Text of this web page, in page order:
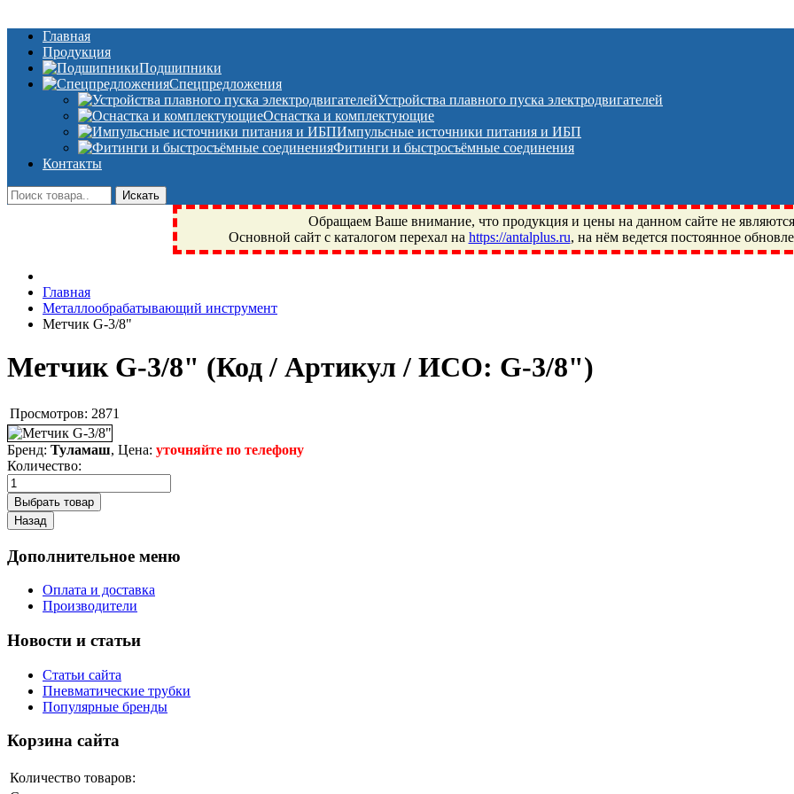
Главная
Продукция
Подшипники
Спецпредложения
Устройства плавного пуска электродвигателей
Оснастка и комплектующие
Импульсные источники питания и ИБП
Фитинги и быстросъёмные соединения
Контакты
Обращаем Ваше внимание, что продукция и цены на данном сайте не
Основной сайт с каталогом перехал на https://antalplus.ru, на нём ведется постоянное
Фрязино, Антал+, плюс, Свердловский, Загорянский, Юбилейный, Щелково, Москва, Пушкино, Королёв, Балашиха,
техника, сварочные аппараты, NIS, NSK, JED, KPT, NXZ, ГПЗ, Neutral, WHX, ZWZ, CRAFT, СПЗ-4, NECTECH, KG,
NTN, SKF, купить, заказать
Главная
Металлообрабатывающий инструмент
Метчик G-3/8"
Метчик G-3/8" (Код / Артикул / ИСО: G-3/8")
Просмотров: 2871
Бренд: Туламаш, Цена: уточняйте по телефону
Количество:
Дополнительное меню
Оплата и доставка
Производители
Новости и статьи
Статьи сайта
Пневматические трубки
Популярные бренды
Корзина сайта
Количество товаров: